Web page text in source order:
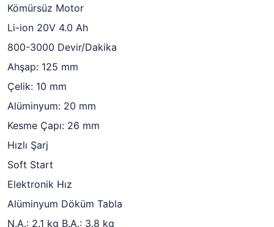
Kömürsüz Motor
Li-ion 20V 4.0 Ah
800-3000 Devir/Dakika
Ahşap: 125 mm
Çelik: 10 mm
Alüminyum: 20 mm
Kesme Çapı: 26 mm
Hızlı Şarj
Soft Start
Elektronik Hız
Alüminyum Döküm Tabla
N.A.: 2.1 kg B.A.: 3.8 kg